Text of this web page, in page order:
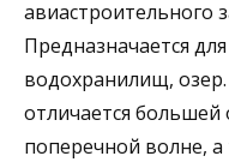
авиастроительного
Предназначается
водохранилищ,
отличается
поперечной волне,